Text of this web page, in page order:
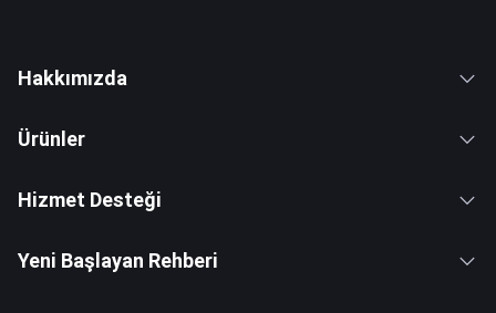
Hakkımızda
Ürünler
Hizmet Desteği
Yeni Başlayan Rehberi